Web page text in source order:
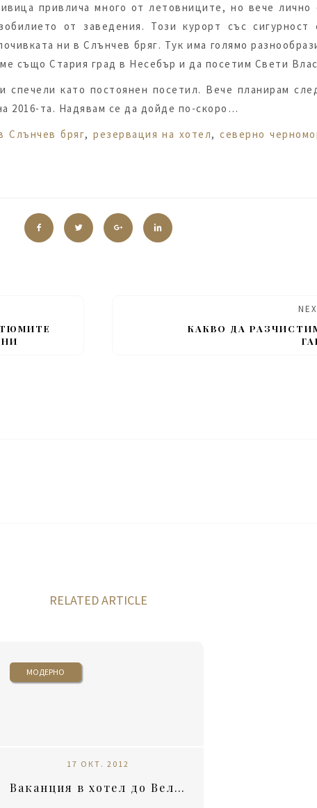
привлича много от летовниците, но вече лично
от заведения. Този курорт със сигурност
ни в Слънчев бряг. Тук има голямо
също Стария град в Несебър и да посетим Свети
като постоянен посетил. Вече планирам
2016-та. Надявам се да дойде по-скоро…
Слънчев бряг, резервация на хотел,северно
КАКВО ДА
RELATED ARTICLE
МОДЕРНО
17 ОКТ. 2012
Ваканция в хотел до Велинград